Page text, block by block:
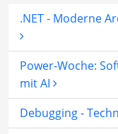
.NET - Moderne
Power-Woche:
mit AI
Debugging -